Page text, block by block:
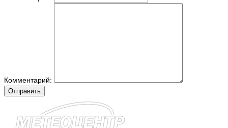
Комментарий:
Отправить